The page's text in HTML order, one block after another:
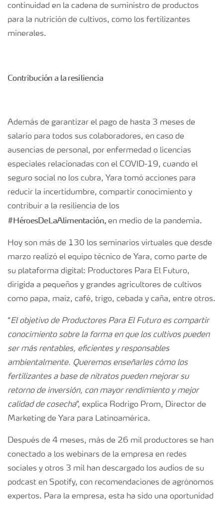
continuidad en la cadena de suministro de productos
para la nutrición de cultivos, como los fertilizantes
minerales.
Contribución a la resiliencia
Además de garantizar el pago de hasta 3 meses de
salario para todos sus colaboradores, en caso de
ausencias de personal, por enfermedad o licencias
especiales relacionadas con el COVID-19, cuando el
seguro social no los cubra, Yara tomó acciones para
reducir la incertidumbre, compartir conocimiento y
contribuir a la resiliencia de los
#HéroesDeLaAlimentación, en medio de la pandemia.
Hoy son más de 130 los seminarios virtuales que desde
marzo realizó el equipo técnico de Yara, como parte de
su plataforma digital: Productores Para El Futuro,
dirigida a pequeños y grandes agricultores de cultivos
como papa, maíz, café, trigo, cebada y caña, entre otros.
“El objetivo de Productores Para El Futuro es compartir
conocimiento sobre la forma en que los cultivos pueden
ser más rentables, eficientes y responsables
ambientalmente. Queremos enseñarles cómo los
fertilizantes a base de nitratos pueden mejorar su
retorno de inversión, con mayor rendimiento y mejor
calidad de cosecha”, explica Rodrigo Prom, Director de
Marketing de Yara para Latinoamérica.
Después de 4 meses, más de 26 mil productores se han
conectado a los webinars de la empresa en redes
sociales y otros 3 mil han descargado los audios de su
podcast en Spotify, con recomendaciones de agrónomos
expertos. Para la empresa, esta ha sido una oportunidad